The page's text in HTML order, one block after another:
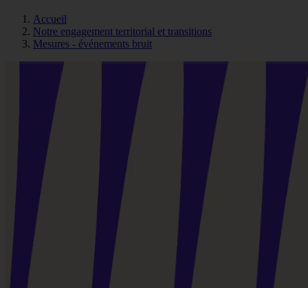
Accueil
Notre engagement territorial et transitions
Mesures - événements bruit